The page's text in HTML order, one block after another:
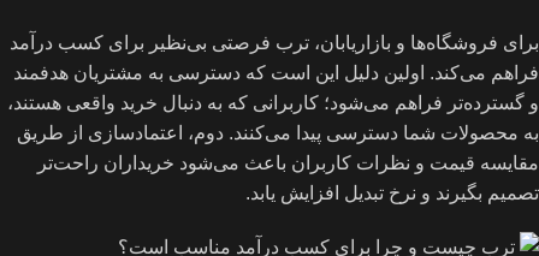
برای فروشگاه‌ها و بازاریابان، ترب فرصتی بی‌نظیر برای کسب درآمد
فراهم می‌کند. اولین دلیل این است که دسترسی به مشتریان هدفمند
و گسترده‌تر فراهم می‌شود؛ کاربرانی که به دنبال خرید واقعی هستند،
به محصولات شما دسترسی پیدا می‌کنند. دوم، اعتمادسازی از طریق
مقایسه قیمت و نظرات کاربران باعث می‌شود خریداران راحت‌تر
تصمیم بگیرند و نرخ تبدیل افزایش یابد.